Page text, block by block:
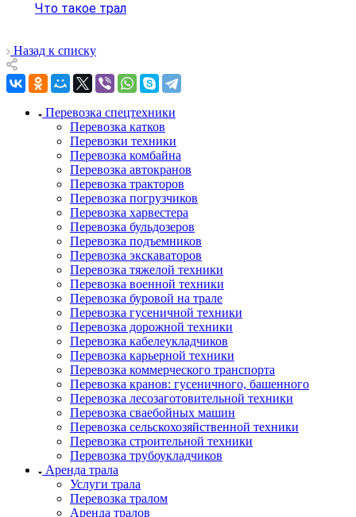
Что такое трал
Назад к списку
Перевозка спецтехники
Перевозка катков
Перевозки техники
Перевозка комбайна
Перевозка автокранов
Перевозка тракторов
Перевозка погрузчиков
Перевозка харвестера
Перевозка бульдозеров
Перевозка подъемников
Перевозка экскаваторов
Перевозка тяжелой техники
Перевозка военной техники
Перевозка буровой на трале
Перевозка гусеничной техники
Перевозка дорожной техники
Перевозка кабелеукладчиков
Перевозка карьерной техники
Перевозка коммерческого транспорта
Перевозка кранов: гусеничного, башенного
Перевозка лесозаготовительной техники
Перевозка сваебойных машин
Перевозка сельскохозяйственной техники
Перевозка строительной техники
Перевозка трубоукладчиков
Аренда трала
Услуги трала
Перевозка тралом
Аренда тралов